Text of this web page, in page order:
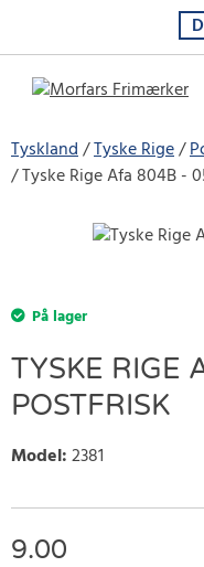
Tyskland Tyske Rige
Tyske Rige Afa 804B -
På lager
TYSKE RIGE
POSTFRISK
Model:2381
9.00